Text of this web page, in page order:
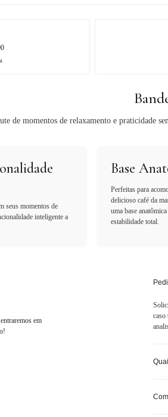
de momentos de relaxamento e praticidade
seus momentos de
inteligente a
Base
Perfeitas para
delicioso café da
uma base
estabilidade total.
em
caso